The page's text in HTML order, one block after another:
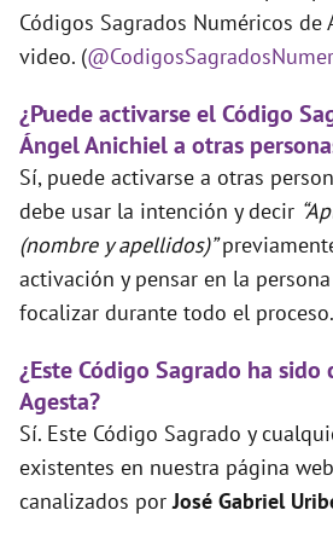
Códigos Sagrados Numéricos
video. (
¿Puede activarse el Código
Ángel Anichiel a otras
Sí, puede activarse a otras
debe usar la intención y decir
(nombre y apellidos)”
activación y pensar en la
focalizar durante todo el proceso.
¿Este Código Sagrado ha
Agesta?
Sí. Este Código Sagrado y
existentes en nuestra página
canalizados porJosé Gabriel